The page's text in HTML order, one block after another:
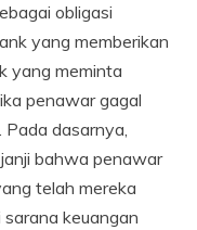
obligasi
yang memberikan
yang meminta
penawar gagal
Pada dasarnya,
bahwa penawar
telah mereka
keuangan